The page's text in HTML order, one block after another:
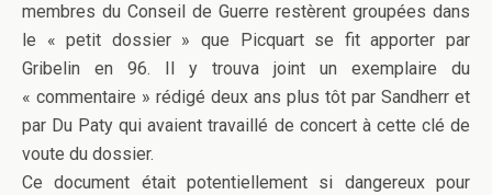
membres du Conseil de Guerre restèrent groupées dans
le « petit dossier » que Picquart se fit apporter par
Gribelin en 96. Il y trouva joint un exemplaire du
« commentaire » rédigé deux ans plus tôt par Sandherr et
par Du Paty qui avaient travaillé de concert à cette clé de
voute du dossier.
Ce document était potentiellement si dangereux pour